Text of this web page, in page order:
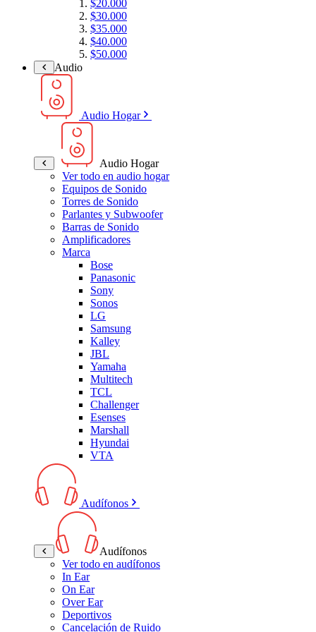
$20.000
$30.000
$35.000
$40.000
$50.000
Audio
Audio Hogar
Audio Hogar
Ver todo en audio hogar
Equipos de Sonido
Torres de Sonido
Parlantes y Subwoofer
Barras de Sonido
Amplificadores
Marca
Bose
Panasonic
Sony
Sonos
LG
Samsung
Kalley
JBL
Yamaha
Multitech
TCL
Challenger
Esenses
Marshall
Hyundai
VTA
Audífonos
Audífonos
Ver todo en audífonos
In Ear
On Ear
Over Ear
Deportivos
Cancelación de Ruido